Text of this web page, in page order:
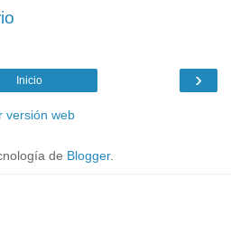
›
Inicio
versión web
de Blogger.